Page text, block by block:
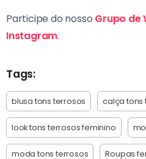
Participe do nosso Grupo de
Instagram.
Tags:
blusa tons terrosos calça tons
look tons terrosos feminino
moda tons terrosos Roupas